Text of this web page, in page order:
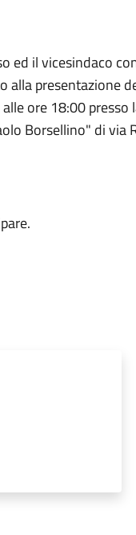
ed il vicesindaco
presentazione
ore 18:00
Borsellino" di via